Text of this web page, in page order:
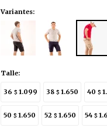
Variantes:
Talle:
36 $1.099 38 $1.650 40 $
50 $1.650 52 $1.650 54 $